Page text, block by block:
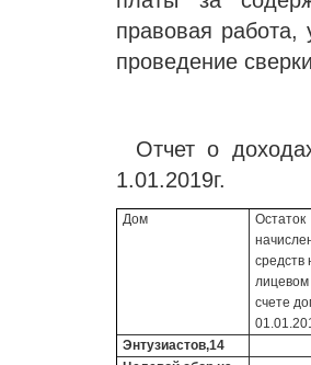
правовая работа,
проведение
Отчет о
1.01.2019г.
Дом
Остаток
средств
лицевом
счете
Энтузиастов,14